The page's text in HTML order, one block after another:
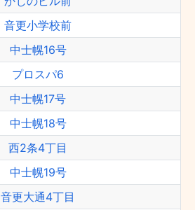
音更小学校前
中士幌16号
プロスパ6
中士幌17号
中士幌18号
西2条4丁目
中士幌19号
音更大通4丁目